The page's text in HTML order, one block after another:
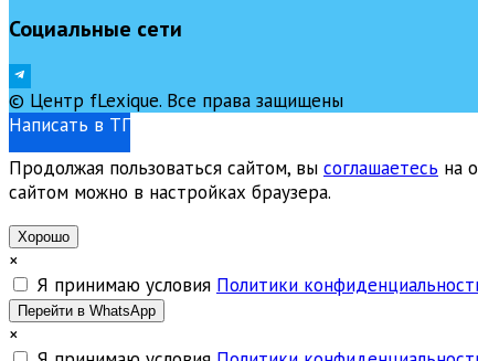
Социальные сети
© Центр fLexique. Все права защищены
Написать в ТГ
Продолжая пользоваться сайтом, вы соглашаетесь на
сайтом можно в настройках браузера.
Хорошо
×
Я принимаю условия Политики
Перейти в WhatsApp
×